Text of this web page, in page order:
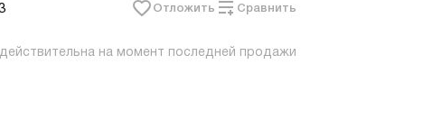
Отложить Сравнить
на момент последней продажи